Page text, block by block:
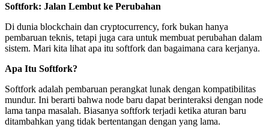
Softfork: Jalan Lembut ke Perubahan
Di dunia blockchain dan cryptocurrency, fork bukan hanya
pembaruan teknis, tetapi juga cara untuk membuat perubahan dalam
sistem. Mari kita lihat apa itu softfork dan bagaimana cara kerjanya.
Apa Itu Softfork?
Softfork adalah pembaruan perangkat lunak dengan kompatibilitas
mundur. Ini berarti bahwa node baru dapat berinteraksi dengan node
lama tanpa masalah. Biasanya softfork terjadi ketika aturan baru
ditambahkan yang tidak bertentangan dengan yang lama.